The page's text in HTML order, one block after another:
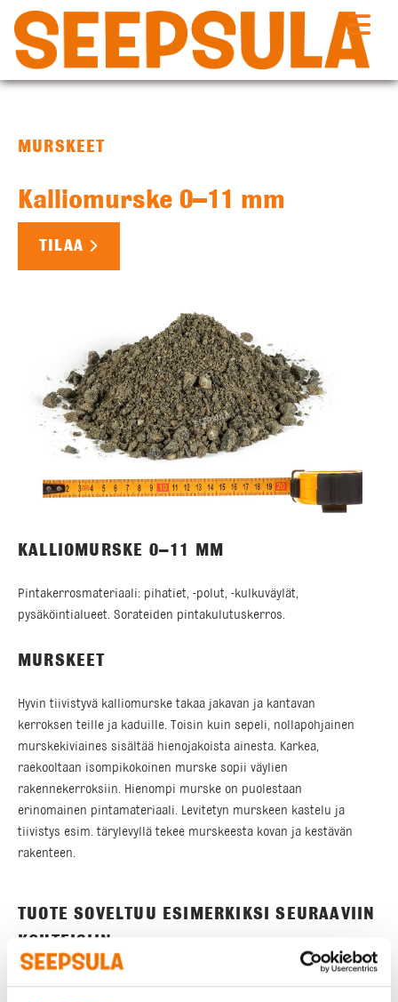
Siirry
sisältöön
MURSKEET
Kalliomurske 0–11 mm
TILAA
KALLIOMURSKE 0–11 MM
Pintakerrosmateriaali: pihatiet, -polut, -kulkuväylät,
pysäköintialueet. Sorateiden pintakulutuskerros.
MURSKEET
Hyvin tiivistyvä kalliomurske takaa jakavan ja kantavan
kerroksen teille ja kaduille. Toisin kuin sepeli, nollapohjainen
murskekiviaines sisältää hienojakoista ainesta. Karkea,
raekooltaan isompikokoinen murske sopii väylien
rakennekerroksiin. Hienompi murske on puolestaan
erinomainen pintamateriaali. Levitetyn murskeen kastelu ja
tiivistys esim. tärylevyllä tekee murskeesta kovan ja kestävän
rakenteen.
TUOTE SOVELTUU ESIMERKIKSI SEURAAVIIN
KOHTEISIIN